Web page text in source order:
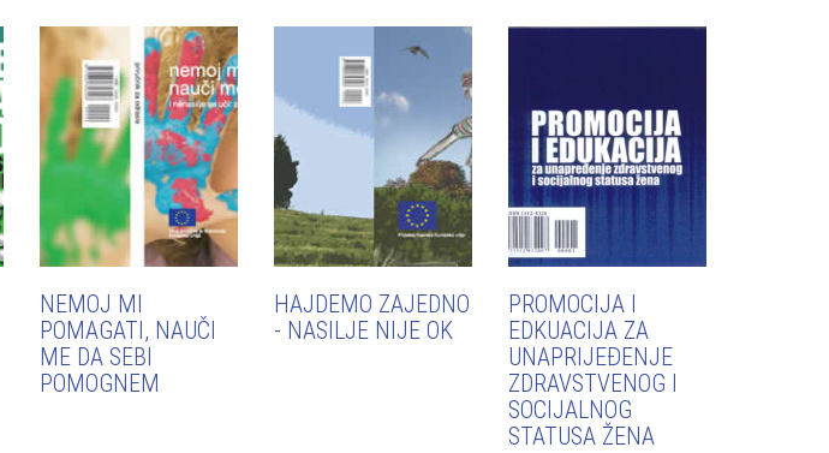
NEMOJ MI
POMAGATI, NAUČI
ME DA SEBI
POMOGNEM
HAJDEMO ZAJEDNO
- NASILJE NIJE OK
PROMOCIJA I
EDKUACIJA ZA
UNAPRIJEĐENJE
ZDRAVSTVENOG I
SOCIJALNOG
STATUSA ŽENA